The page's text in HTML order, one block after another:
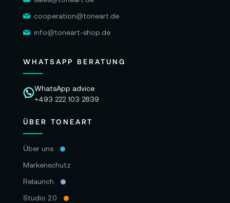
cooperation@toneart.de
info@toneart-shop.de
WHATSAPP BERATUNG
WhatsApp advice
+493 222 103 2839
ÜBER TONEART
Über uns
Markenschutz
Relaunch
Studio 2.0